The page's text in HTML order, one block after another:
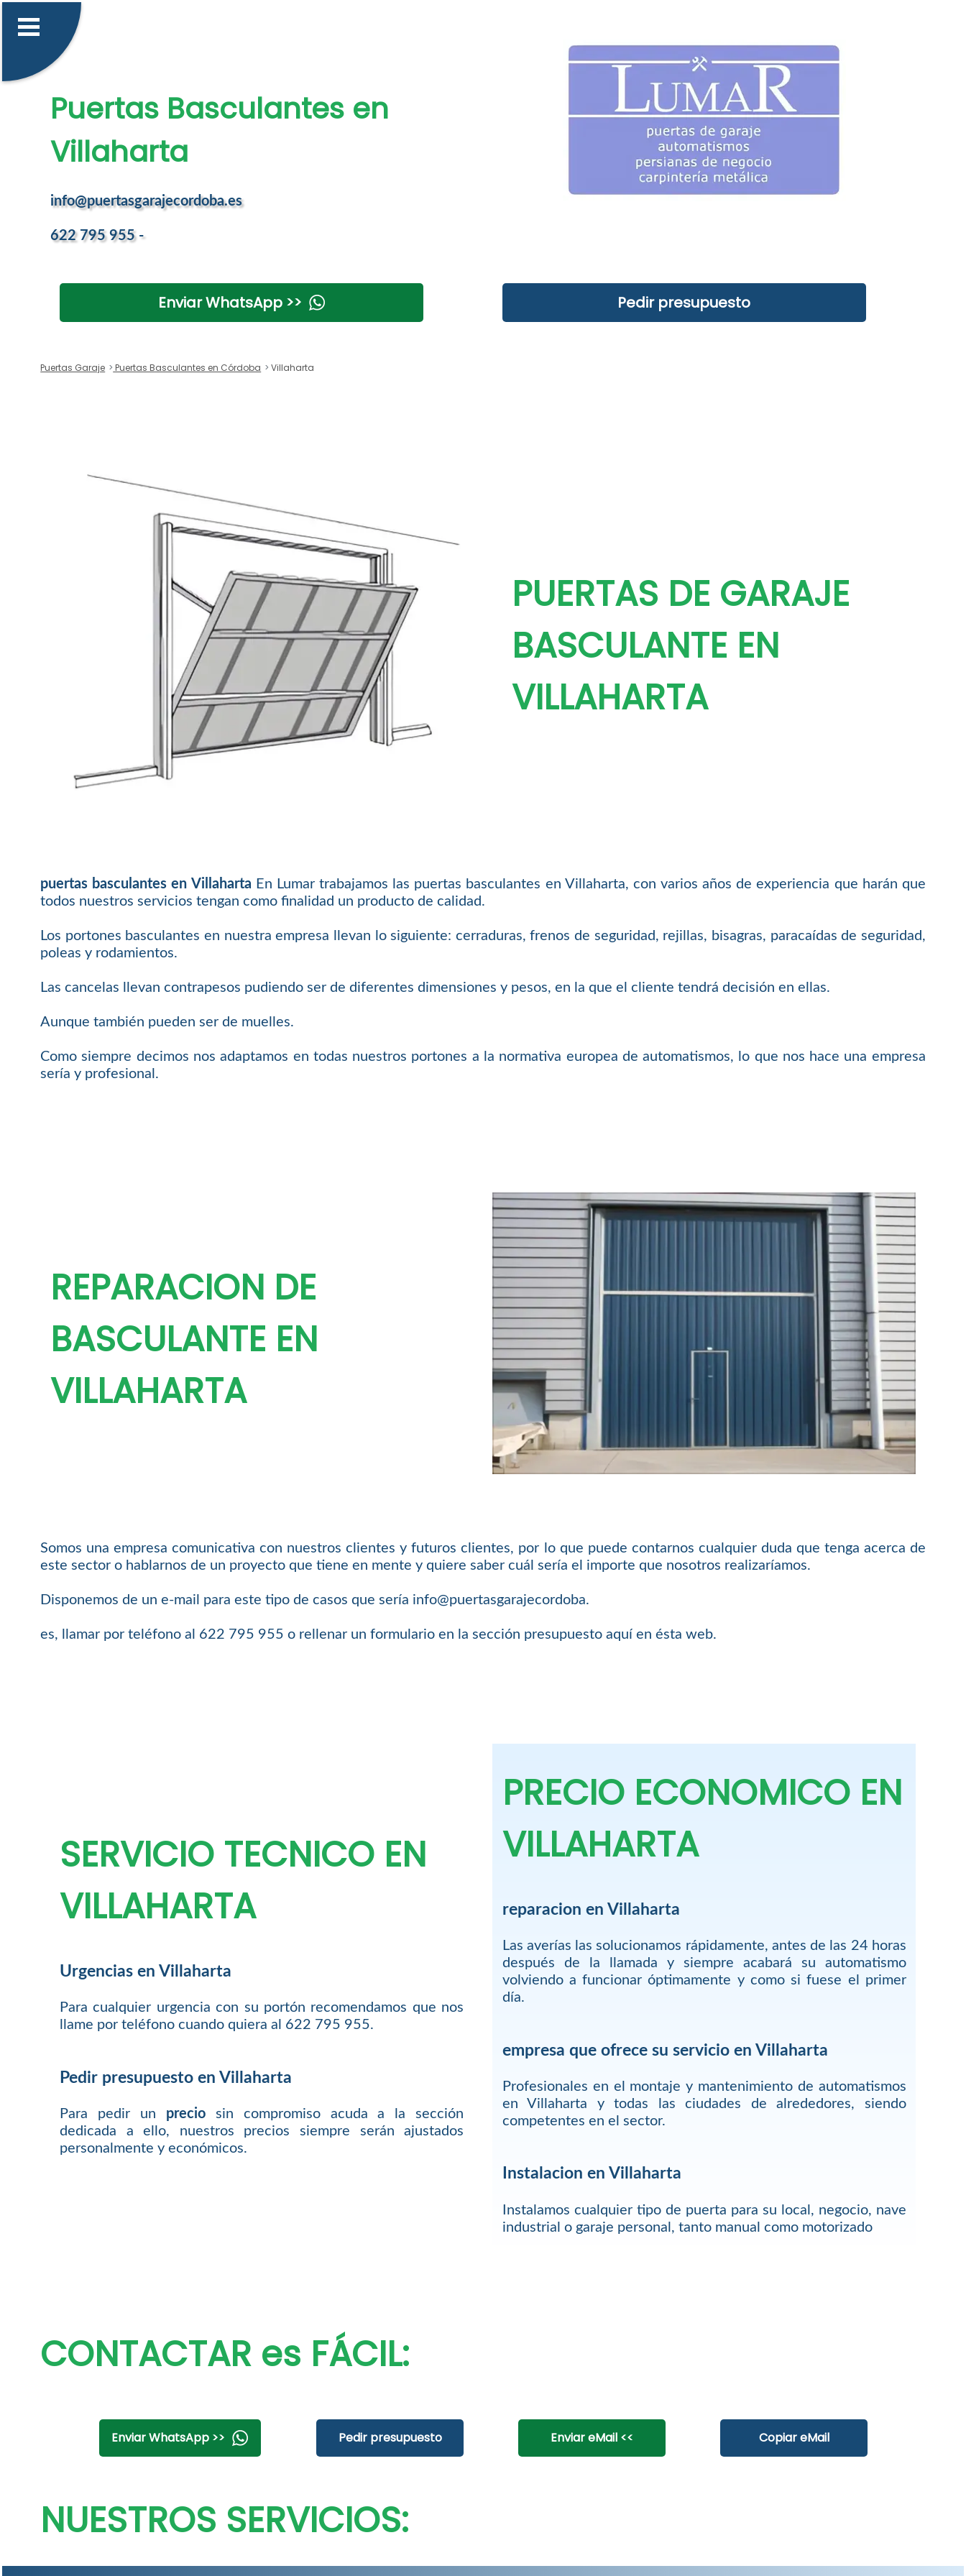
Puertas Basculantes en
Villaharta
info@puertasgarajecordoba.es
622 795 955 -
Enviar WhatsApp >> Pedir presupuesto
Puertas Garaje Puertas Basculantes en Córdoba Villaharta
PUERTAS DE GARAJE
BASCULANTE EN
VILLAHARTA
puertas basculantes en Villaharta En Lumar trabajamos las puertas basculantes en Villaharta, con varios años de experiencia que harán que
todos nuestros servicios tengan como finalidad un producto de calidad.
Los portones basculantes en nuestra empresa llevan lo siguiente: cerraduras, frenos de seguridad, rejillas, bisagras, paracaídas de seguridad,
poleas y rodamientos.
Las cancelas llevan contrapesos pudiendo ser de diferentes dimensiones y pesos, en la que el cliente tendrá decisión en ellas.
Aunque también pueden ser de muelles.
Como siempre decimos nos adaptamos en todas nuestros portones a la normativa europea de automatismos, lo que nos hace una empresa
sería y profesional.
REPARACION DE
BASCULANTE EN
VILLAHARTA
Somos una empresa comunicativa con nuestros clientes y futuros clientes, por lo que puede contarnos cualquier duda que tenga acerca de
este sector o hablarnos de un proyecto que tiene en mente y quiere saber cuál sería el importe que nosotros realizaríamos.
Disponemos de un e-mail para este tipo de casos que sería info@puertasgarajecordoba.
es, llamar por teléfono al 622 795 955 o rellenar un formulario en la sección presupuesto aquí en ésta web.
SERVICIO TECNICO EN
VILLAHARTA
Urgencias en Villaharta
Para cualquier urgencia con su portón recomendamos que nos
llame por teléfono cuando quiera al 622 795 955.
Pedir presupuesto en Villaharta
Para pedir un preciosin compromiso acuda a la sección
dedicada a ello, nuestros precios siempre serán ajustados
personalmente y económicos.
PRECIO ECONOMICO EN
VILLAHARTA
reparacion en Villaharta
Las averías las solucionamos rápidamente, antes de las 24 horas
después de la llamada y siempre acabará su automatismo
volviendo a funcionar óptimamente y como si fuese el primer
día.
empresa que ofrece su servicio en Villaharta
Profesionales en el montaje y mantenimiento de automatismos
en Villaharta y todas las ciudades de alrededores, siendo
competentes en el sector.
Instalacion en Villaharta
Instalamos cualquier tipo de puerta para su local, negocio, nave
industrial o garaje personal, tanto manual como motorizado
CONTACTAR es FÁCIL:
Enviar WhatsApp >> Pedir presupuesto Enviar eMail << Copiar eMail
NUESTROS SERVICIOS: